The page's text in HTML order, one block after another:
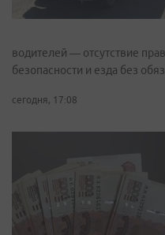
водителей — отсутствие
безопасности и езда без
сегодня, 17:08